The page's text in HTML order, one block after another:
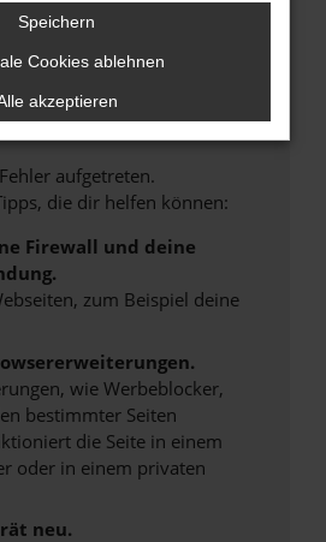
Error
aufgetreten.
die dir helfen können:
Firewall und deine
zum Beispiel deine
wie Werbeblocker,
bestimmter Seiten
die Seite in einem
oder in einem privaten
neu.
Speichern
Cookies ablehnen
akzeptieren